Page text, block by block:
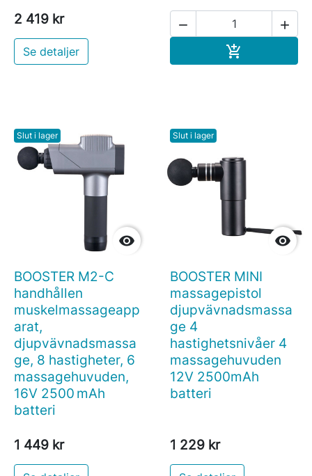
2 419 kr
Se detaljer
 

Slut i lager

BOOSTER M2-C
handhållen
muskelmassageapp
arat,
djupvävnadsmassa
ge, 8 hastigheter, 6
massagehuvuden,
16V 2500 mAh
batteri
1 449 kr
Slut i lager

BOOSTER MINI
massagepistol
djupvävnadsmassa
ge 4
hastighetsnivåer 4
massagehuvuden
12V 2500mAh
batteri
1 229 kr